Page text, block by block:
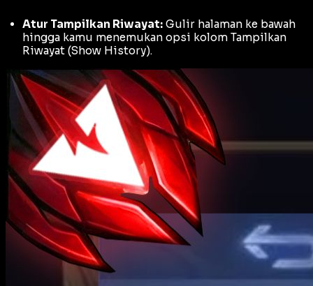
Atur Tampilkan Riwayat: Gulir halaman ke bawah
hingga kamu menemukan opsi kolom Tampilkan
Riwayat (Show History).